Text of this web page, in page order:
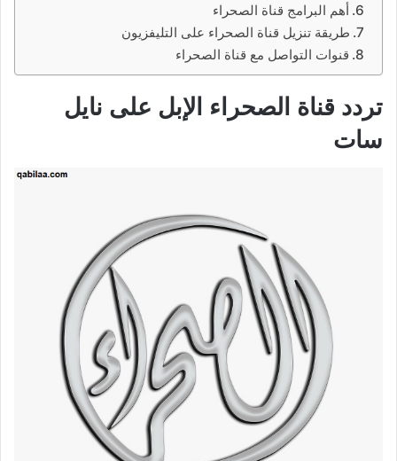
أهم البرامج قناة الصحراء
طريقة تنزيل قناة الصحراء على التليفزيون
قنوات التواصل مع قناة الصحراء
تردد قناة الصحراء الإبل على نايل
سات